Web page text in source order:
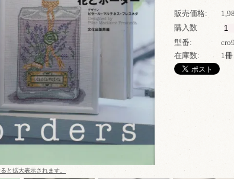
販売価格:
購入数
型番:
在庫数:
1冊
と拡大表示されます。